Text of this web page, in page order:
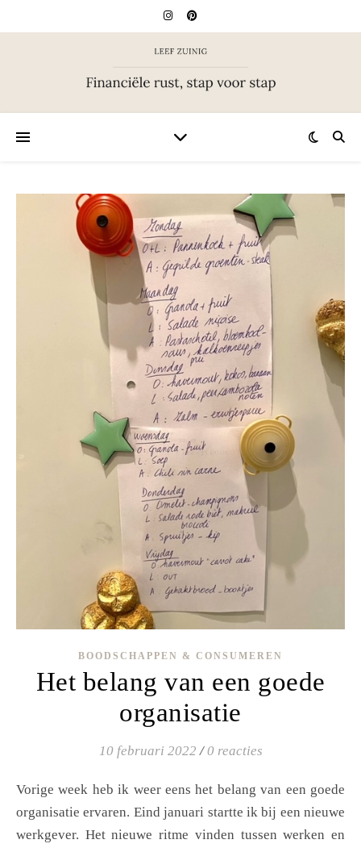
BOODSCHAPPEN & CONSUMEREN
Het belang van een goede
organisatie
10 februari 2022 / 0 reacties
Vorige week heb ik weer eens het belang van een goede
organisatie ervaren. Eind januari startte ik bij een nieuwe
werkgever. Het nieuwe ritme vinden tussen werken en